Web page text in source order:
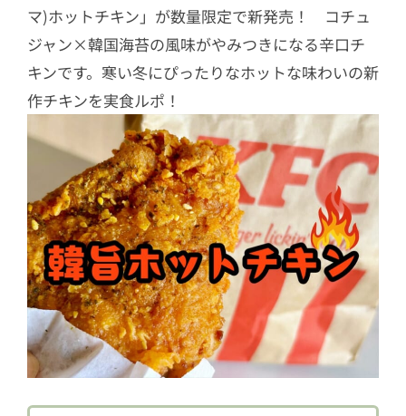
マ)ホットチキン」が数量限定で新発売！ コチュ
ジャン×韓国海苔の風味がやみつきになる辛口チ
キンです。寒い冬にぴったりなホットな味わいの新
作チキンを実食ルポ！